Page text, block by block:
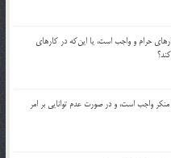
حرام و واجب است، يا اين‌كه در كارهاي
واجب است، و در صورت عدم توانايي بر امر